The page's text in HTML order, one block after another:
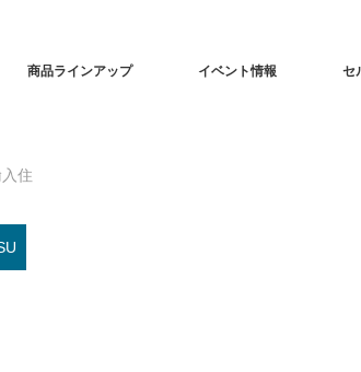
商品ラインアップ イベント情報 セ
住